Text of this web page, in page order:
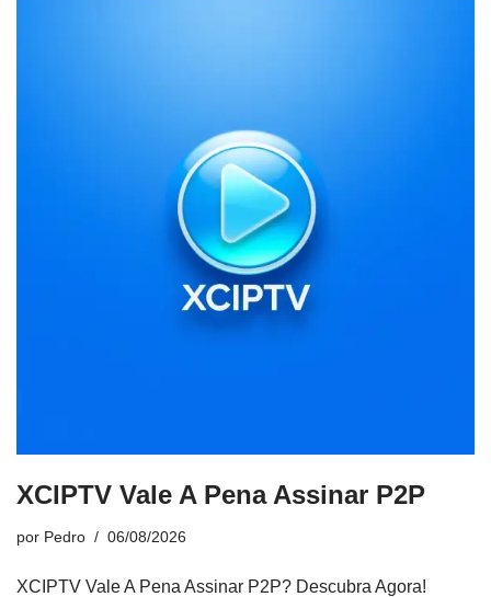
XCIPTV Vale A Pena Assinar P2P
por Pedro 06/08/2026
XCIPTV Vale A Pena Assinar P2P? Descubra Agora!